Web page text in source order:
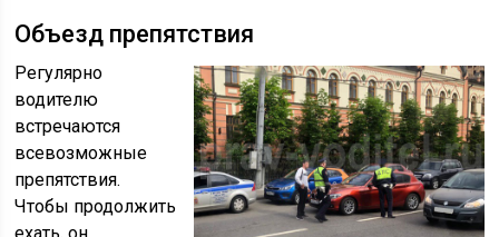
Объезд препятствия
Регулярно
водителю
встречаются
всевозможные
препятствия.
Чтобы продолжить